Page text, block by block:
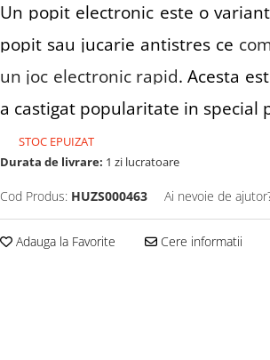
Un popit electronic este o
popit sau jucarie antistres ce
un joc electronic rapid. Acesta
a castigat popularitate in special
STOC EPUIZAT
Durata de livrare: 1 zi lucratoare
Cod Produs: HUZS000463 Ai nevoie de
Adauga la Favorite Cere informatii